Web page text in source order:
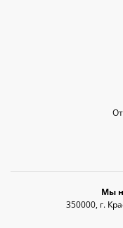
Мы
350000, г.